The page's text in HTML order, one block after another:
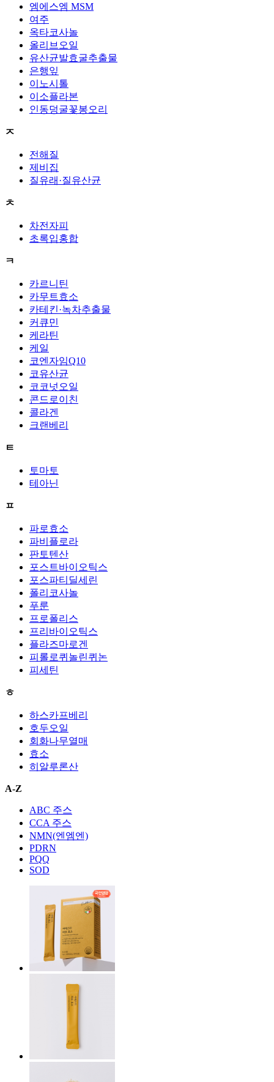
엠에스엠 MSM
여주
옥타코사놀
올리브오일
유산균발효굴추출물
은행잎
이노시톨
이소플라본
인동덩굴꽃봉오리
ㅈ
전해질
제비집
질유래·질유산균
ㅊ
차전자피
초록입홍합
ㅋ
카르니틴
카무트효소
카테킨·녹차추출물
커큐민
케라틴
케일
코엔자임Q10
코유산균
코코넛오일
콘드로이친
콜라겐
크랜베리
ㅌ
토마토
테아닌
ㅍ
파로효소
파비플로라
판토텐산
포스트바이오틱스
포스파티딜세린
폴리코사놀
푸룬
프로폴리스
프리바이오틱스
플라즈마로겐
피롤로퀴놀린퀴논
피세틴
ㅎ
하스카프베리
호두오일
회화나무열매
효소
히알루론산
A-Z
ABC 주스
CCA 주스
NMN(엔엠엔)
PDRN
PQQ
SOD